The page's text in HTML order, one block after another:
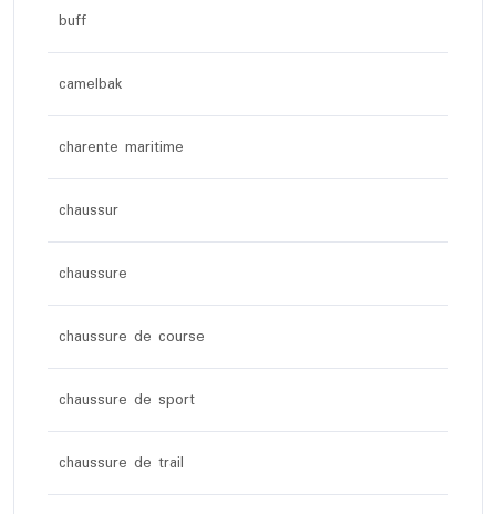
buff
camelbak
charente maritime
chaussur
chaussure
chaussure de course
chaussure de sport
chaussure de trail